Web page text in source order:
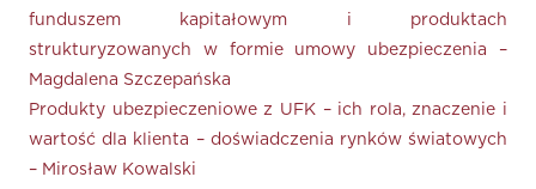
funduszem kapitałowym i produktach
strukturyzowanych w formie umowy ubezpieczenia –
Magdalena Szczepańska
Produkty ubezpieczeniowe z UFK – ich rola, znaczenie i
wartość dla klienta – doświadczenia rynków światowych
– Mirosław Kowalski